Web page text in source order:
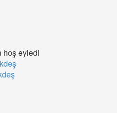
hoş eyledi